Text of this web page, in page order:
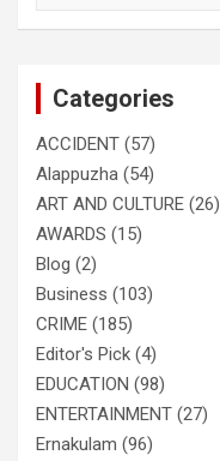
Categories
ACCIDENT (57)
Alappuzha (54)
ART AND CULTURE (26)
AWARDS (15)
Blog (2)
Business (103)
CRIME (185)
Editor's Pick (4)
EDUCATION (98)
ENTERTAINMENT (27)
Ernakulam (96)